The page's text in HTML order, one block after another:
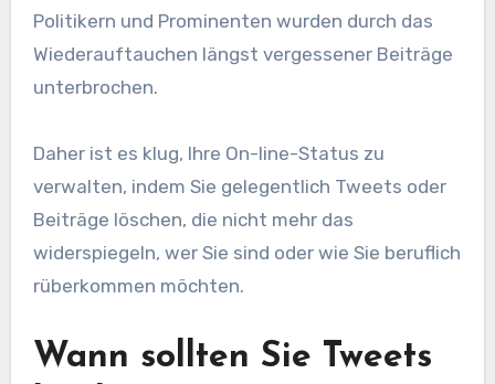
Politikern und Prominenten wurden durch das
Wiederauftauchen längst vergessener Beiträge
unterbrochen.
Daher ist es klug, Ihre On-line-Status zu
verwalten, indem Sie gelegentlich Tweets oder
Beiträge löschen, die nicht mehr das
widerspiegeln, wer Sie sind oder wie Sie beruflich
rüberkommen möchten.
Wann sollten Sie Tweets